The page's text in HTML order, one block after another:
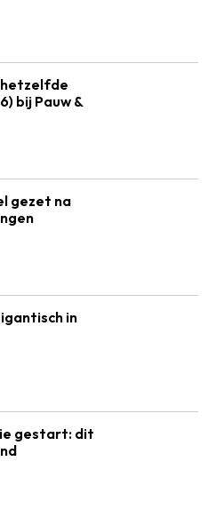
hetzelfde
bij Pauw &
gezet na
in
gestart: dit